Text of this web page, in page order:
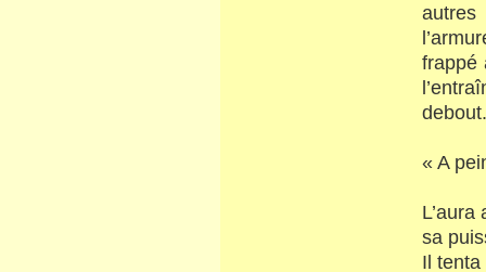
autres
frappé
debout.
« A
sa
Il